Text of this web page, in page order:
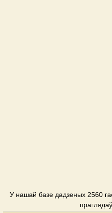
У нашай базе дадзеных 2560